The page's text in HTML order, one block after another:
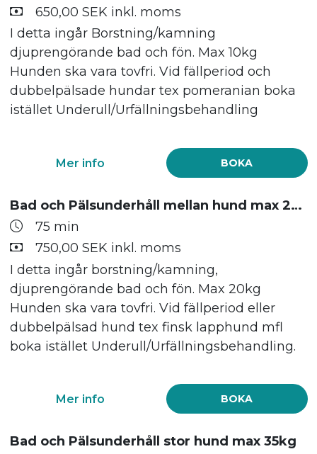
650,00 SEK inkl. moms
I detta ingår Borstning/kamning
djuprengörande bad och fön. Max 10kg
Hunden ska vara tovfri. Vid fällperiod och
dubbelpälsade hundar tex pomeranian boka
istället Underull/Urfällningsbehandling
BOKA
Mer info
Bad och Pälsunderhåll mellan hund max 20kg
75 min
750,00 SEK inkl. moms
I detta ingår borstning/kamning,
djuprengörande bad och fön. Max 20kg
Hunden ska vara tovfri. Vid fällperiod eller
dubbelpälsad hund tex finsk lapphund mfl
boka istället Underull/Urfällningsbehandling.
BOKA
Mer info
Bad och Pälsunderhåll stor hund max 35kg